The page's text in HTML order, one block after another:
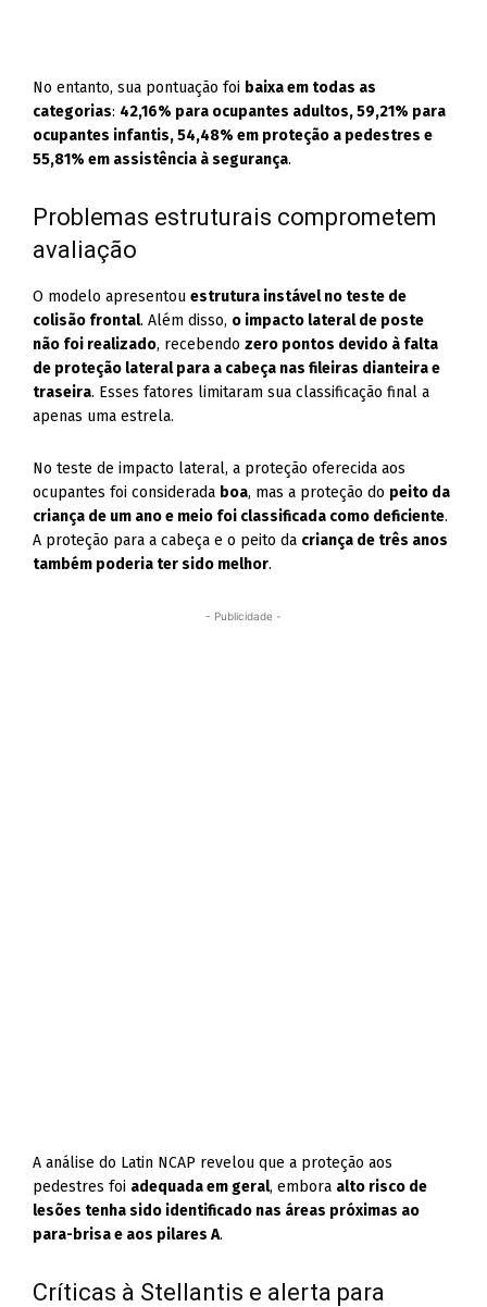
No entanto, sua pontuação foi baixa em todas as
categorias: 42,16% para ocupantes adultos, 59,21% para
ocupantes infantis, 54,48% em proteção a pedestres e
55,81% em assistência à segurança.
Problemas estruturais comprometem
avaliação
O modelo apresentouestrutura instável no teste de
colisão frontal. Além disso, o impacto lateral de poste
não foi realizado, recebendozero pontos devido à falta
de proteção lateral para a cabeça nas fileiras dianteira e
traseira. Esses fatores limitaram sua classificação final a
apenas uma estrela.
No teste de impacto lateral, a proteção oferecida aos
ocupantes foi considerada boa, mas a proteção do peito da
criança de um ano e meio foi classificada como deficiente.
A proteção para a cabeça e o peito da criança de três anos
também poderia ter sido melhor.
- Publicidade -
A análise do Latin NCAP revelou que a proteção aos
pedestres foi adequada em geral, embora alto risco de
lesões tenha sido identificado nas áreas próximas ao
para-brisa e aos pilares A.
Críticas à Stellantis e alerta para